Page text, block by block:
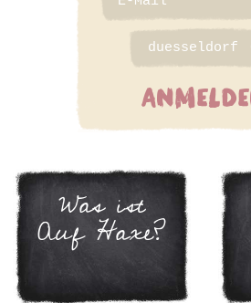
Was ist
Auf Haxe?